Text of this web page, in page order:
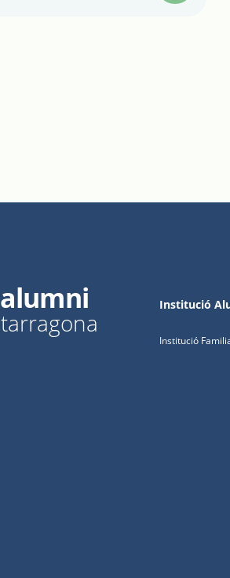
alumni
tarragona
Institució
Institució